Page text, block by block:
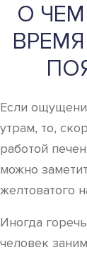
О
Если
утрам, то,
работой
можно
желтоватого
Иногда
человек